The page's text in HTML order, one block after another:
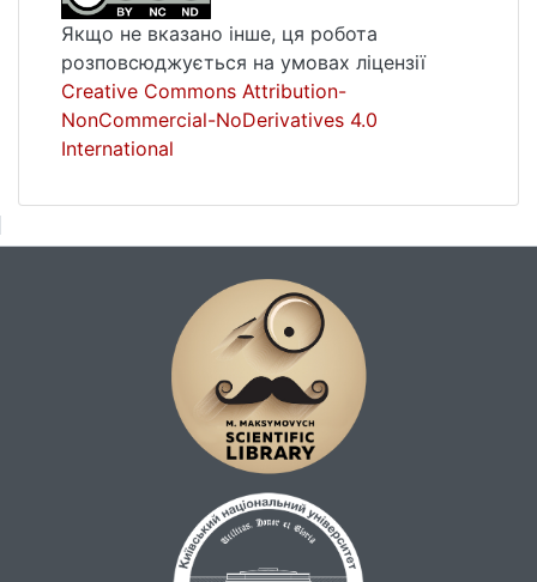
Якщо не вказано інше, ця робота
розповсюджується на умовах ліцензії
Creative Commons Attribution-
NonCommercial-NoDerivatives 4.0
International